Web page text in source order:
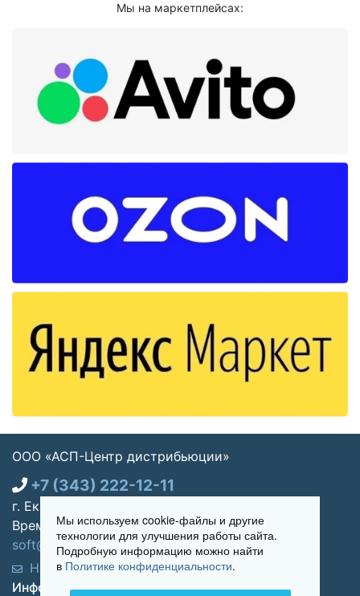
Мы на маркетплейсах:
ООО «АСП-Центр дистрибьюции»
+7 (343) 222-12-11
г. Екатеринбург, ул. Щорса 7, офис 270
Время работы: Пн-пт 09:00 - 18:00
soft@asp-partners.ru
Написать нам
Обратный звонок
Информация для покупателей:
Мы используем cookie-файлы и другие
технологии для улучшения работы сайта.
Подробную информацию можно найти
в Политике конфиденциальности.